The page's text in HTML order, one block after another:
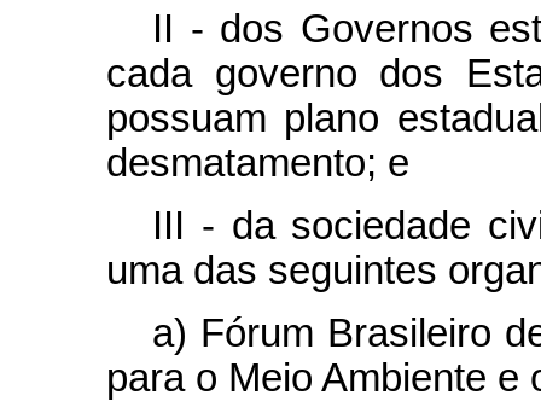
II - dos Governos
cada governo dos
possuam plano
desmatamento; e
III - da sociedade
uma das seguintes
a) Fórum Brasileiro
para o Meio Ambiente